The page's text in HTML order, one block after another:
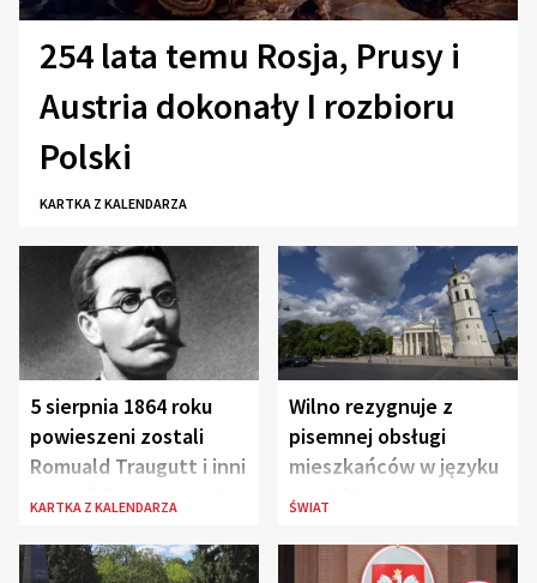
254 lata temu Rosja, Prusy i
Austria dokonały I rozbioru
Polski
KARTKA Z KALENDARZA
5 sierpnia 1864 roku
powieszeni zostali
Romuald Traugutt i inni
przywódcy Powstania
KARTKA Z KALENDARZA
Wilno rezygnuje z
pisemnej obsługi
mieszkańców w języku
rosyjskim
ŚWIAT